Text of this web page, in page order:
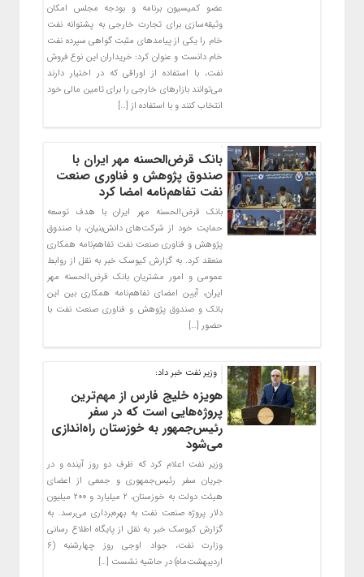
عضو کمیسیون برنامه و بودجه مجلس امکان
وثیقه‌سازی برای تجارت خارجی به پشتوانه نفت
خام را یکی از پیامدهای مثبت گواهی سپرده نفت
خام دانست و عنوان کرد: خریداران این نوع فروش
نفت، با استفاده از اوراقی که در اختیار دارند
می‌توانند بازارهای خارجی را برای تامین مالی خود
انتخاب کنند و با استفاده از […]
بانک قرض‌الحسنه مهر ایران با
صندوق پژوهش و فناوری صنعت
نفت تفاهم‌نامه امضا کرد
بانک قرض‌الحسنه مهر ایران با هدف توسعه
حمایت خود از شرکت‌های دانش‌بنیان، با صندوق
پژوهش و فناوری صنعت نفت تفاهم‌نامه همکاری
منعقد کرد. به گزارش کیوسک خبر به نقل از روابط
عمومی و امور مشتریان بانک قرض‌الحسنه مهر
ایران، آیین امضای تفاهم‌نامه همکاری بین این
بانک و صندوق پژوهش و فناوری صنعت نفت با
حضور […]
وزیر نفت خبر داد:
هویزه خلیج فارس از مهم‌ترین
پروژه‌هایی است که در سفر
رئیس‌جمهور به خوزستان راه‌اندازی
می‌شود
وزیر نفت اعلام کرد که ظرف دو روز آینده و در
جریان سفر رئیس‌جمهوری و جمعی از اعضای
هیئت دولت به خوزستان، ۲ میلیارد و ۲۰۰ میلیون
دلار پروژه صنعت نفت به بهره‌برداری می‌رسد. به
گزارش کیوسک خبر به نقل از پایگاه اطلاع رسانی
وزارت نفت، جواد اوجی روز چهارشنبه (۶
اردیبهشت‌ماه) در حاشیه نشست […]